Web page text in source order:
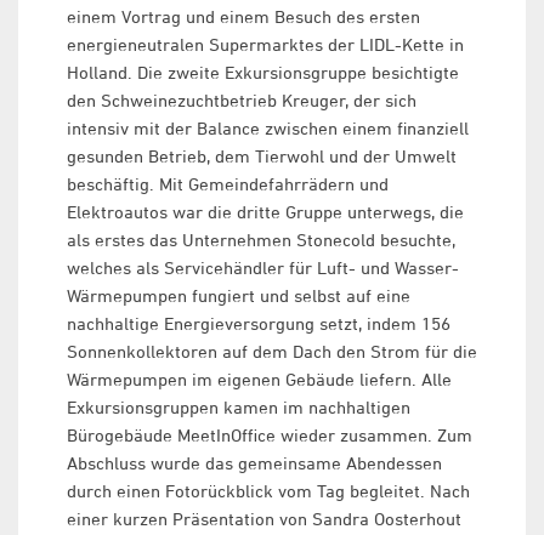
einem Vortrag und einem Besuch des ersten
energieneutralen Supermarktes der LIDL-Kette in
Holland. Die zweite Exkursionsgruppe besichtigte
den Schweinezuchtbetrieb Kreuger, der sich
intensiv mit der Balance zwischen einem finanziell
gesunden Betrieb, dem Tierwohl und der Umwelt
beschäftig. Mit Gemeindefahrrädern und
Elektroautos war die dritte Gruppe unterwegs, die
als erstes das Unternehmen Stonecold besuchte,
welches als Servicehändler für Luft- und Wasser-
Wärmepumpen fungiert und selbst auf eine
nachhaltige Energieversorgung setzt, indem 156
Sonnenkollektoren auf dem Dach den Strom für die
Wärmepumpen im eigenen Gebäude liefern. Alle
Exkursionsgruppen kamen im nachhaltigen
Bürogebäude MeetInOffice wieder zusammen. Zum
Abschluss wurde das gemeinsame Abendessen
durch einen Fotorückblick vom Tag begleitet. Nach
einer kurzen Präsentation von Sandra Oosterhout